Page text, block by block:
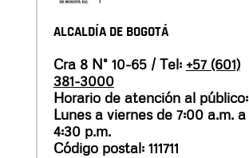
ALCALDÍA DE BOGOTÁ
Cra 8 N° 10-65 / Tel: +57 (601)
381-3000
Horario de atención al público:
Lunes a viernes de 7:00 a.m. a
4:30 p.m.
Código postal: 111711